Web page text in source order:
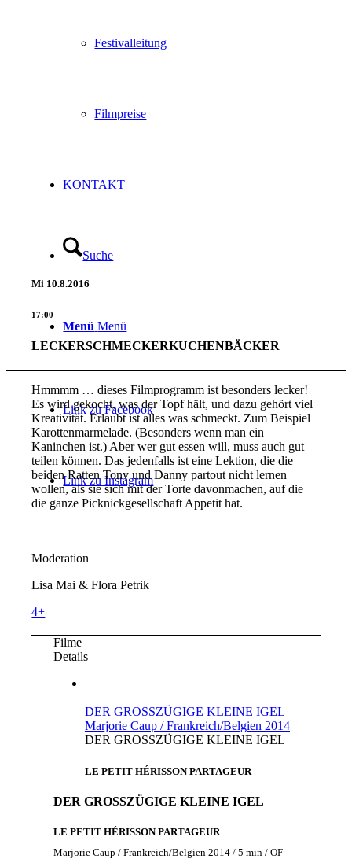
Festivalleitung
Filmpreise
KONTAKT
Suche
Menü Menü
Link zu Facebook
Link zu Instagram
Mi 10.8.2016
17:00
LECKERSCHMECKERKUCHENBÄCKER
Hmmmm … dieses Filmprogramm ist besonders lecker!
Es wird gekocht, was der Topf hält, und dazu gehört viel
Kreativität. Erlaubt ist alles was schmeckt. Zum Beispiel
Karottenmarmelade. (Besonders wenn man ein
Kaninchen ist.) Aber wer gut essen will, muss auch gut
teilen können. Das jedenfalls ist eine Lektion, die die
beiden Ratten Tony und Danny partout nicht lernen
wollen, als sie sich mit der Torte davonmachen, auf die
die ganze Picknickgesellschaft Appetit hat.
Moderation
Lisa Mai & Flora Petrik
4+
Filme
Details
DER GROSSZÜGIGE KLEINE IGEL
Marjorie Caup / Frankreich/Belgien 2014
DER GROSSZÜGIGE KLEINE IGEL
LE PETIT HÉRISSON PARTAGEUR
DER GROSSZÜGIGE KLEINE IGEL
LE PETIT HÉRISSON PARTAGEUR
Marjorie Caup / Frankreich/Belgien 2014 / 5 min / OF